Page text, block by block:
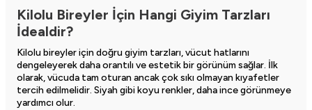
Kilolu Bireyler İçin Hangi Giyim Tarzları
İdealdir?
Kilolu bireyler için doğru giyim tarzları, vücut hatlarını
dengeleyerek daha orantılı ve estetik bir görünüm sağlar. İlk
olarak, vücuda tam oturan ancak çok sıkı olmayan kıyafetler
tercih edilmelidir. Siyah gibi koyu renkler, daha ince görünmeye
yardımcı olur.